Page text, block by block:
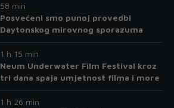
58 min
Posvećeni smo punoj provedbi
Daytonskog mirovnog sporazuma
1 h 15 min
Neum Underwater Film Festival kroz
tri dana spaja umjetnost filma i more
1 h 26 min